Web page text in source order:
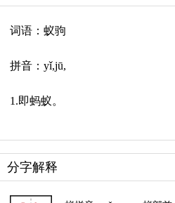
词语：蚁驹
拼音：yǐ,jū,
1.即蚂蚁。
分字解释